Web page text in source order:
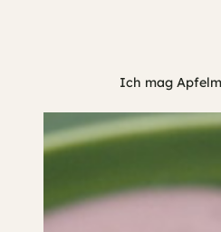
Ich mag